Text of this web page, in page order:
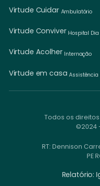
Virtude Cuidar Ambulatório
Virtude Conviver Hospital Dia
Virtude Acolher Internação
Virtude em casa Assistência
Todos os
©2024
RT: Dennison
PE
Relatório: